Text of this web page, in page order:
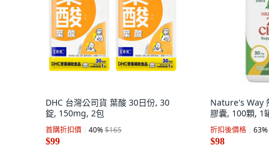
DHC 台灣公司貨 葉酸 30日份, 30
錠, 150mg, 2包
首購折扣價 40%$165
$99
Nature's Way
膠囊, 100顆, 1
折扣後價格 63%
$98